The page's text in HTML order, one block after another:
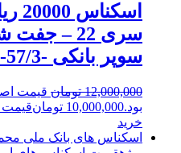
سوپر بانکی -57/3-999998&9
12,000,000 تومان
بود.10,000,000 تومانقیمت فعلی:
خرید
اسکناس های بانک ملی